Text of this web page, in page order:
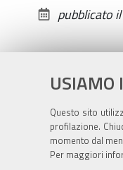
USIAMO
Questo sito
profilazione.
momento dal
Per maggiori
diritti
persone
con
disabilità.
pubblicato il